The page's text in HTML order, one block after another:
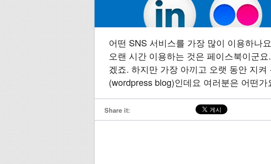
어떤 SNS 서비스를 가장 많이 이용하나
오랜 시간 이용하는 것은 페이스북이군
겠죠. 하지만 가장 아끼고 오랫 동안 지켜
(wordpress blog)인데요 여러분은 어떤가
Share it: